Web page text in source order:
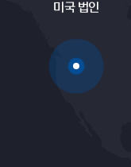
미국 법인